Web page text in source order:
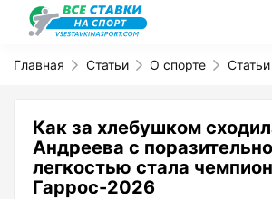
Главная Статьи О спорте
Как за хлебушком
Андреева с
легкостью стала
Гаррос-2026